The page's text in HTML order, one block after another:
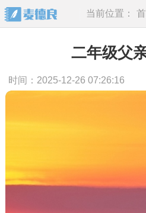
当前位置：
记
二年级父
时间：2025-12-26 07:26:16